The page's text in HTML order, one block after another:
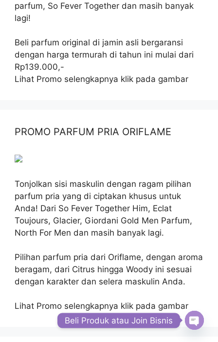
parfum, So Fever Together dan masih banyak
lagi!
Beli parfum original di jamin asli bergaransi
dengan harga termurah di tahun ini mulai dari
Rp139.000,-
Lihat Promo selengkapnya klik pada gambar
PROMO PARFUM PRIA ORIFLAME
Tonjolkan sisi maskulin dengan ragam pilihan
parfum pria yang di ciptakan khusus untuk
Anda! Dari So Fever Together Him, Eclat
Toujours, Glacier, Giordani Gold Men Parfum,
North For Men dan masih banyak lagi.
Pilihan parfum pria dari Oriflame, dengan aroma
beragam, dari Citrus hingga Woody ini sesuai
dengan karakter dan selera maskulin Anda.
Lihat Promo selengkapnya klik pada gambar
Beli Produk atau Join Bisnis